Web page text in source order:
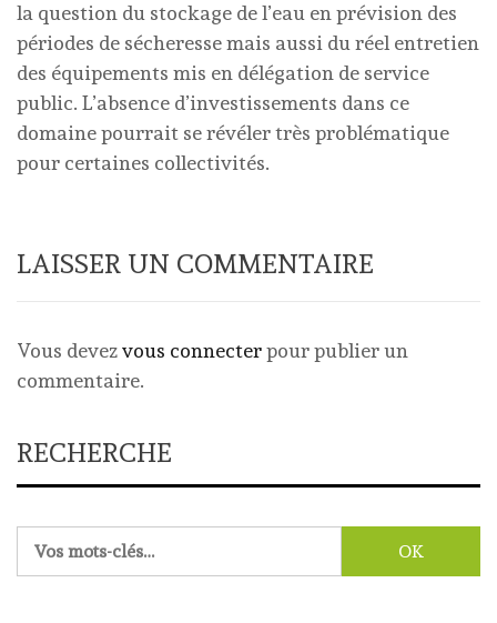
la question du stockage de l’eau en prévision des
périodes de sécheresse mais aussi du réel entretien
des équipements mis en délégation de service
public. L’absence d’investissements dans ce
domaine pourrait se révéler très problématique
pour certaines collectivités.
LAISSER UN COMMENTAIRE
Vous devezvous connecterpour publier un
commentaire.
RECHERCHE